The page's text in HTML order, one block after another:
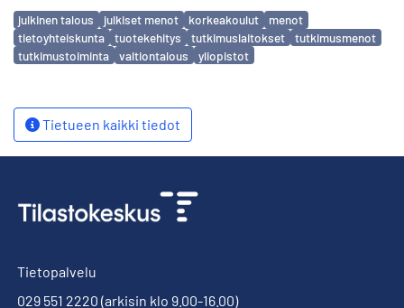
Avainsanat
julkinen talous julkiset menot korkeakoulut
menot
tietoyhteiskunta
tuotekehitys tutkimuslaitokset
tutkimusmenot
tutkimustoiminta
valtiontalous yliopistot
Tietueen kaikki tiedot
Tietopalvelu
029 551 2220 (arkisin klo 9.00-16.00)